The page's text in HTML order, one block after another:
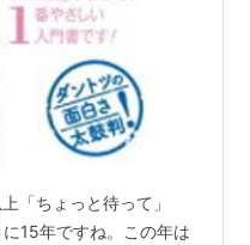
「ちょっと待って」
15年ですね。この年は